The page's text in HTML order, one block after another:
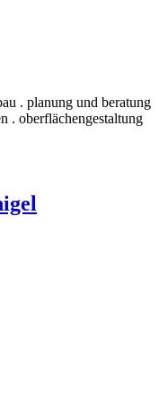
. planung und beratung
. oberflächengestaltung